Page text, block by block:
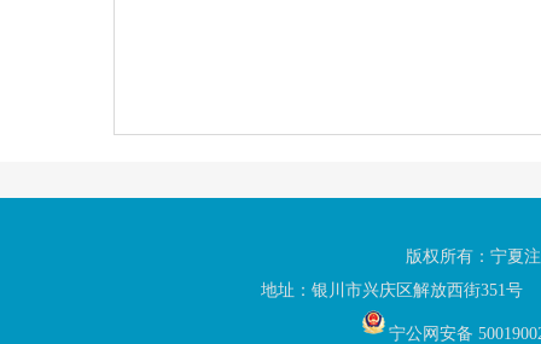
版权所有：宁夏
地址：银川市兴庆区解放西街
宁公网安备